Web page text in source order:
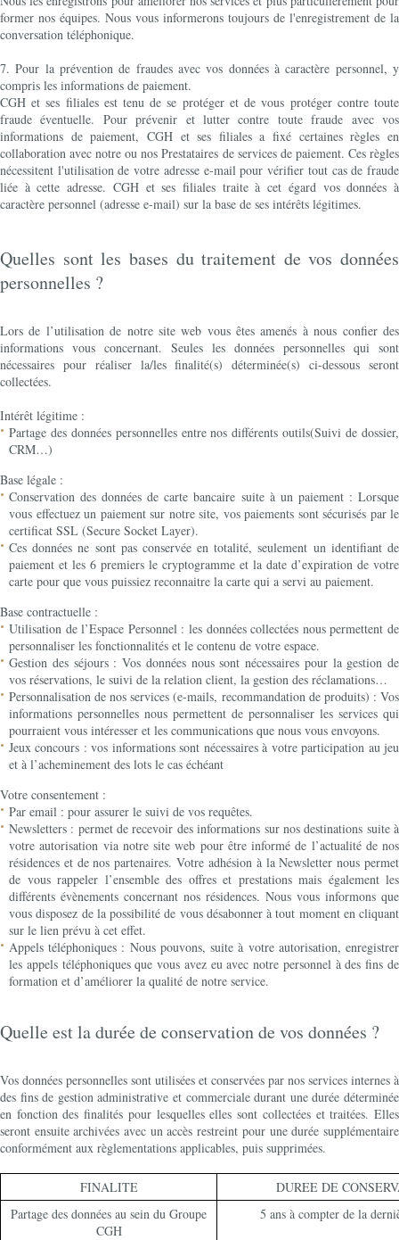
former nos équipes. Nous vous informerons toujours de l'enregistrement de la
conversation téléphonique.
7. Pour la prévention de fraudes avec vos données à caractère personnel, y
compris les informations de paiement.
CGH et ses filiales est tenu de se protéger et de vous protéger contre toute
fraude éventuelle. Pour prévenir et lutter contre toute fraude avec vos
informations de paiement, CGH et ses filiales a fixé certaines règles en
collaboration avec notre ou nos Prestataires de services de paiement. Ces règles
nécessitent l'utilisation de votre adresse e-mail pour vérifier tout cas de fraude
liée à cette adresse. CGH et ses filiales traite à cet égard vos données à
caractère personnel (adresse e-mail) sur la base de ses intérêts légitimes.
Quelles sont les bases du traitement de vos données
personnelles ?
Lors de l’utilisation de notre site web vous êtes amenés à nous confier des
informations vous concernant. Seules les données personnelles qui sont
nécessaires pour réaliser la/les finalité(s) déterminée(s) ci-dessous seront
collectées.
Intérêt légitime :
Partage des données personnelles entre nos différents outils(Suivi de dossier,
CRM…)
Base légale :
Conservation des données de carte bancaire suite à un paiement : Lorsque
vous effectuez un paiement sur notre site, vos paiements sont sécurisés par le
certificat SSL (Secure Socket Layer).
Ces données ne sont pas conservée en totalité, seulement un identifiant de
paiement et les 6 premiers le cryptogramme et la date d’expiration de votre
carte pour que vous puissiez reconnaitre la carte qui a servi au paiement.
Base contractuelle :
Utilisation de l’Espace Personnel : les données collectées nous permettent de
personnaliser les fonctionnalités et le contenu de votre espace.
Gestion des séjours : Vos données nous sont nécessaires pour la gestion de
vos réservations, le suivi de la relation client, la gestion des réclamations…
Personnalisation de nos services (e-mails, recommandation de produits) : Vos
informations personnelles nous permettent de personnaliser les services qui
pourraient vous intéresser et les communications que nous vous envoyons.
Jeux concours : vos informations sont nécessaires à votre participation au jeu
et à l’acheminement des lots le cas échéant
Votre consentement :
Par email : pour assurer le suivi de vos requêtes.
Newsletters : permet de recevoir des informations sur nos destinations suite à
votre autorisation via notre site web pour être informé de l’actualité de nos
résidences et de nos partenaires. Votre adhésion à la Newsletter nous permet
de vous rappeler l’ensemble des offres et prestations mais également les
différents évènements concernant nos résidences. Nous vous informons que
vous disposez de la possibilité de vous désabonner à tout moment en cliquant
sur le lien prévu à cet effet.
Appels téléphoniques : Nous pouvons, suite à votre autorisation, enregistrer
les appels téléphoniques que vous avez eu avec notre personnel à des fins de
formation et d’améliorer la qualité de notre service.
Quelle est la durée de conservation de vos données ?
Vos données personnelles sont utilisées et conservées par nos services internes à
des fins de gestion administrative et commerciale durant une durée déterminée
en fonction des finalités pour lesquelles elles sont collectées et traitées. Elles
seront ensuite archivées avec un accès restreint pour une durée supplémentaire
conformément aux règlementations applicables, puis supprimées.
FINALITE
DUREE DE
Partage des données au sein du Groupe
CGH
5 ans à compter de la